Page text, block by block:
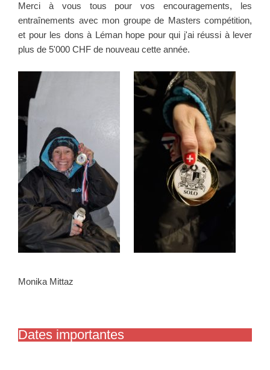
Merci à vous tous pour vos encouragements, les
entraînements avec mon groupe de Masters compétition,
et pour les dons à Léman hope pour qui j'ai réussi à lever
plus de 5'000 CHF de nouveau cette année.
Monika Mittaz
Dates importantes